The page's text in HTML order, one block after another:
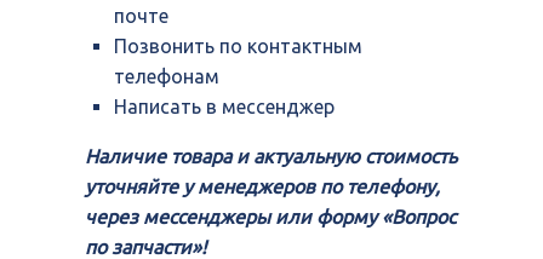
почте
Позвонить по контактным
телефонам
Написать в мессенджер
Наличие товара и актуальную стоимость
уточняйте у менеджеров по телефону,
через мессенджеры или форму «Вопрос
по запчасти»!